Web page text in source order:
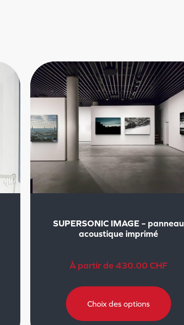
SUPERSONIC IMAGE – panneau
acoustique imprimé
À partir de430.00 CHF
Choix des options